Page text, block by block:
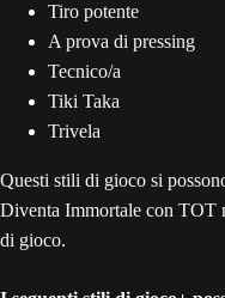
Tiro potente
A prova di pressing
Tecnico/a
Tiki Taka
Trivela
Questi stili di gioco si
Diventa Immortale con TOT
di gioco.